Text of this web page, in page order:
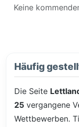
Keine
Häufig
Die Seite
25 vergangene
Wettbewerben.